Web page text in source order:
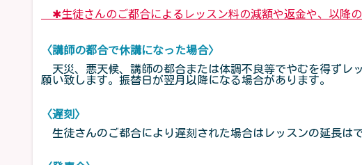
✱生徒さんのご都合によるレッスン料の減額や返金や、以降
〈講師の都合で休講になった場合〉
天災、悪天候、講師の都合または体調不良等でやむを得ずレ
願い致します。振替日が翌月以降になる場合があります。
〈遅刻〉
生徒さんのご都合により遅刻された場合はレッスンの延長はで